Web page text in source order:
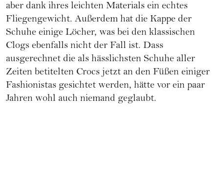
aber dank ihres leichten Materials ein echtes
Fliegengewicht. Außerdem hat die Kappe der
Schuhe einige Löcher, was bei den klassischen
Clogs ebenfalls nicht der Fall ist. Dass
ausgerechnet die als hässlichsten Schuhe aller
Zeiten betitelten Crocs jetzt an den Füßen einiger
Fashionistas gesichtet werden, hätte vor ein paar
Jahren wohl auch niemand geglaubt.